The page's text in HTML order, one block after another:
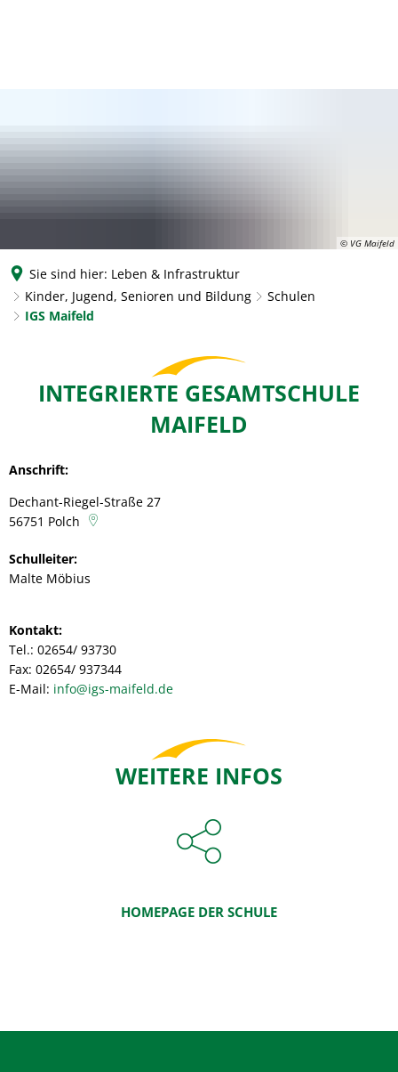
© VG Maifeld
Sie sind hier: Leben & Infrastruktur
Kinder, Jugend, Senioren und Bildung
Schulen
IGS Maifeld
MaifeldINTEGRIERTE GESAMTSCHULE
MAIFELD
Anschrift:
Dechant-Riegel-Straße 27
56751 Polch
Schulleiter:
Malte Möbius
Kontakt:
Tel.: 02654/ 93730
Fax: 02654/ 937344
E-Mail: info@igs-maifeld.de
WEITERE INFOS
HOMEPAGE DER SCHULE